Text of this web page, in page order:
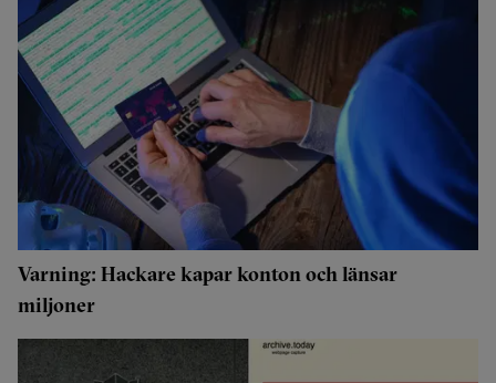
Varning: Hackare kapar konton och länsar
miljoner